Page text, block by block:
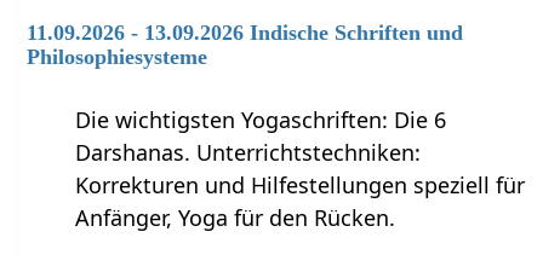
11.09.2026 - 13.09.2026 Indische Schriften und
Philosophiesysteme
Die wichtigsten Yogaschriften: Die 6
Darshanas. Unterrichtstechniken:
Korrekturen und Hilfestellungen speziell für
Anfänger, Yoga für den Rücken.